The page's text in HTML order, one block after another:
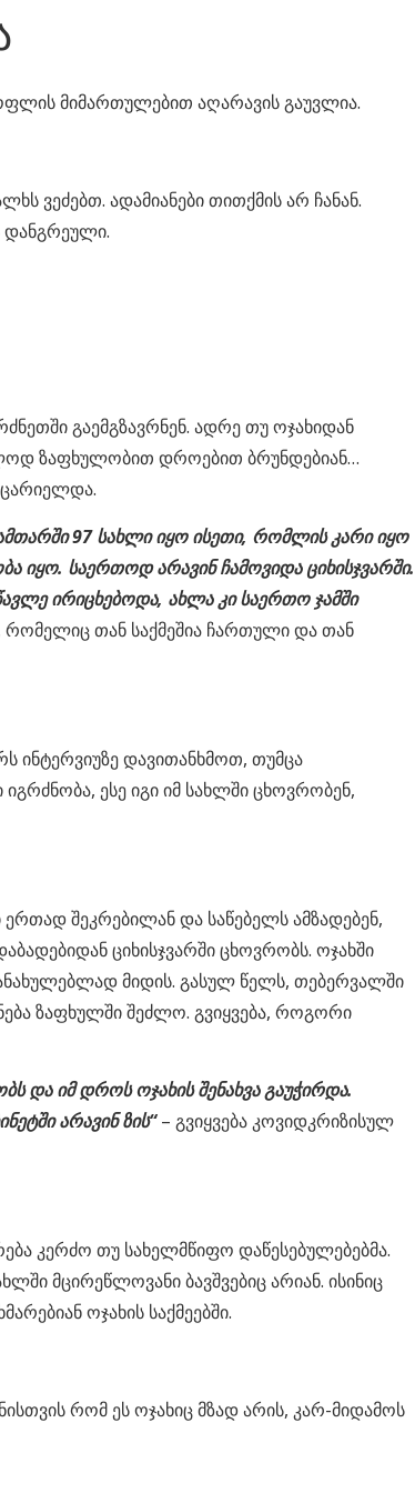
მიმართულებით აღარავის გაუვლია.
ვეძებთ. ადამიანები თითქმის არ ჩანან.
დანგრეული.
გაემგზავრნენ. ადრე თუ ოჯახიდან
ზაფხულობით დროებით ბრუნდებიან…
97 სახლი იყო ისეთი, რომლის კარი იყო
იყო. საერთოდ არავინ ჩამოვიდა ციხისჯვარში.
ირიცხებოდა, ახლა კი საერთო ჯამში
თან საქმეშია ჩართული და თან
ინტერვიუზე დავითანხმოთ, თუმცა
ესე იგი იმ სახლში ცხოვრობენ,
შეკრებილან და საწებელს ამზადებენ,
ციხისჯვარში ცხოვრობს. ოჯახში
მიდის. გასულ წელს, თებერვალში
ზაფხულში შეძლო. გვიყვება, როგორი
და იმ დროს ოჯახის შენახვა გაუჭირდა.
არავინ ზის“– გვიყვება კოვიდკრიზისულ
კერძო თუ სახელმწიფო დაწესებულებებმა.
მცირეწლოვანი ბავშვებიც არიან. ისინიც
ოჯახის საქმეებში.
რომ ეს ოჯახიც მზად არის, კარ-მიდამოს